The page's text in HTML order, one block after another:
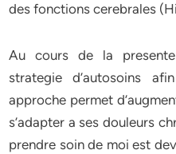
des fonctions cerebrales
Au cours de la
strategie d’autosoins
approche permet
s’adapter a ses douleurs
prendre soin de moi est